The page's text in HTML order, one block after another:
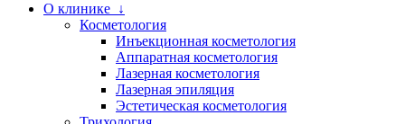
О клинике ↓
Косметология
Инъекционная косметология
Аппаратная косметология
Лазерная косметология
Лазерная эпиляция
Эстетическая косметология